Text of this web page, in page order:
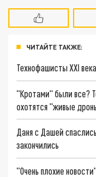
ЧИТАЙТЕ ТАКЖЕ:
Технофашисты XXI века
"Кротами" были все?
охотятся "живые
Даня с Дашей
закончились
"Очень плохие